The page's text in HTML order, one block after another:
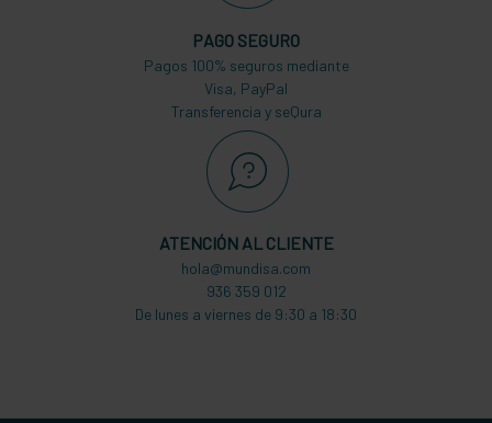
PAGO SEGURO
Pagos 100% seguros mediante
Visa, PayPal
Transferencia y seQura
ATENCIÓN AL CLIENTE
hola@mundisa.com
936 359 012
De lunes a viernes de 9:30 a 18:30